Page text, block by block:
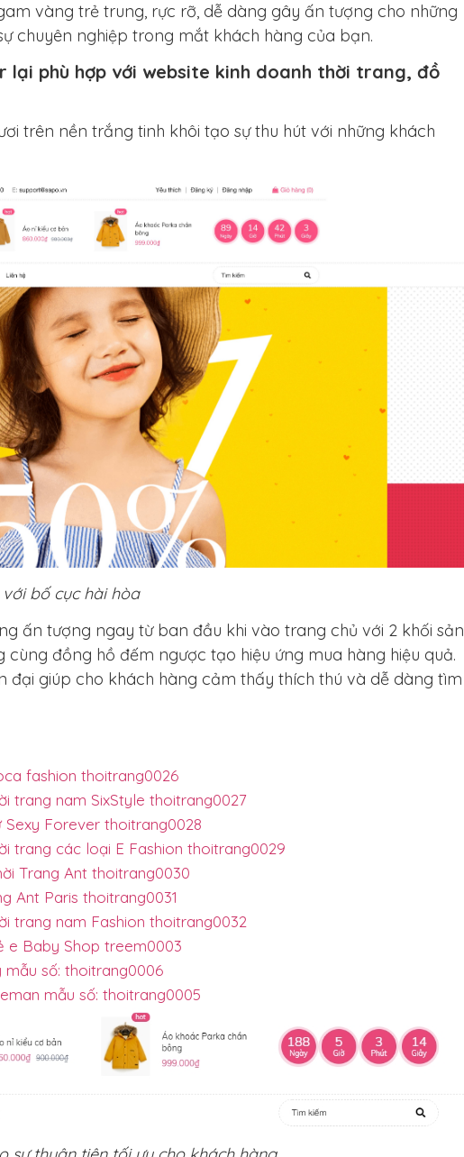
vàng trẻ trung, rực rỡ, dễ dàng gây ấn tượng cho những
chuyên nghiệp trong mắt khách hàng của bạn.
lại phù hợp với website kinh doanh thời trang, đồ
trên nền trắng tinh khôi tạo sự thu hút với những khách
với bố cục hài hòa
ấn tượng ngay từ ban đầu khi vào trang chủ với 2 khối sản
đồng hồ đếm ngược tạo hiệu ứng mua hàng hiệu quả.
đại giúp cho khách hàng cảm thấy thích thú và dễ dàng tìm
fashion thoitrang0026
trang nam SixStyle thoitrang0027
Forever thoitrang0028
trang các loại E Fashion thoitrang0029
Trang Ant thoitrang0030
Ant Paris thoitrang0031
trang nam Fashion thoitrang0032
e Baby Shop treem0003
số: thoitrang0006
mẫu số: thoitrang0005